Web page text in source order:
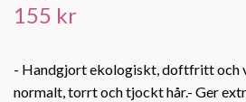
155 kr
- Handgjort ekologiskt, doftfritt och
normalt, torrt och tjockt hår.- Ger